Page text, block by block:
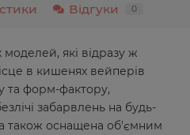
Відгуки 0
моделей, які відразу ж
в кишенях вейперів
та форм-фактору,
забарвлень на будь-
також оснащена об'ємним